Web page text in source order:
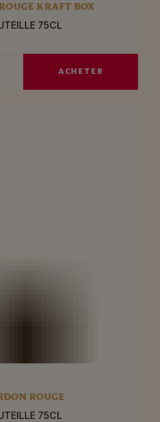
KRAFT BOX
75CL
ACHETER
ROUGE
75CL